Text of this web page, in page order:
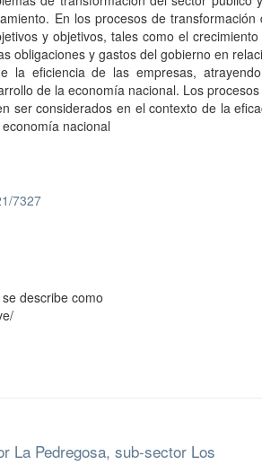
En los procesos de transformación
y objetivos, tales como el
obligaciones y gastos del gobierno en
la eficiencia de las empresas,
de la economía nacional. Los
ser considerados en el contexto de la
nacional
7327
describe como
La Pedregosa, sub-sector Los